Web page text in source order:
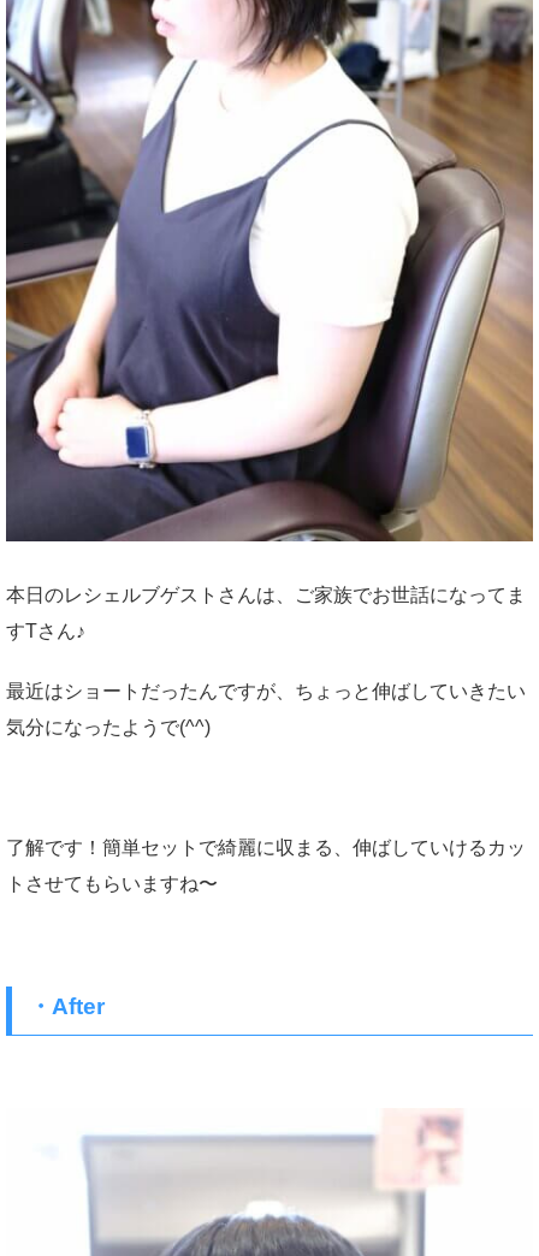
本日のレシェルブゲストさんは、ご家族でお世話になってま
すTさん♪
最近はショートだったんですが、ちょっと伸ばしていきたい
気分になったようで(^^)
了解です！簡単セットで綺麗に収まる、伸ばしていけるカッ
トさせてもらいますね〜
・After